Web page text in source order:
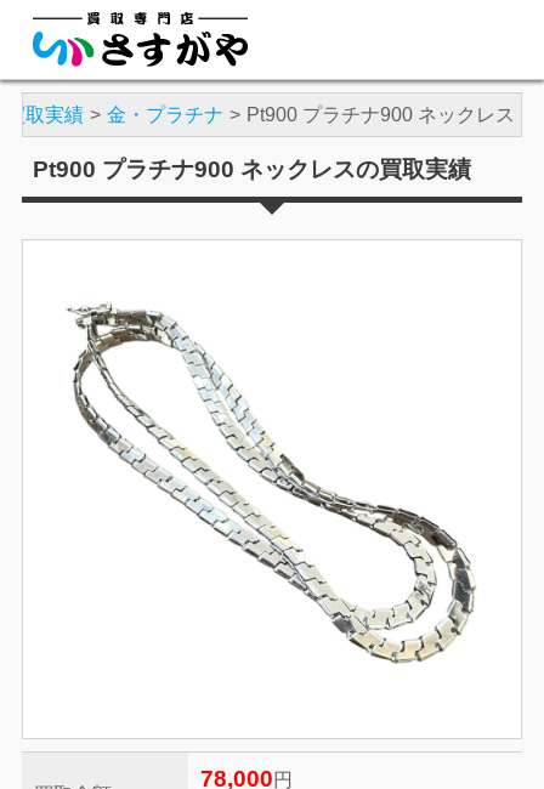
買取実績 金・プラチナ Pt900 プラチナ900 ネックレス
Pt900 プラチナ900 ネックレスの買取実績
78,000 円